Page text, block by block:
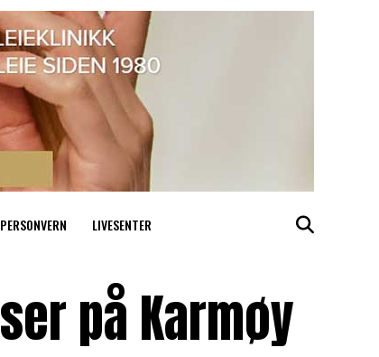
PERSONVERN LIVESENTER
på Karmøy